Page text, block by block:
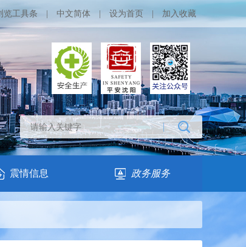
览工具条 中文简体 设为首页 加入收藏
震情信息 政务服务